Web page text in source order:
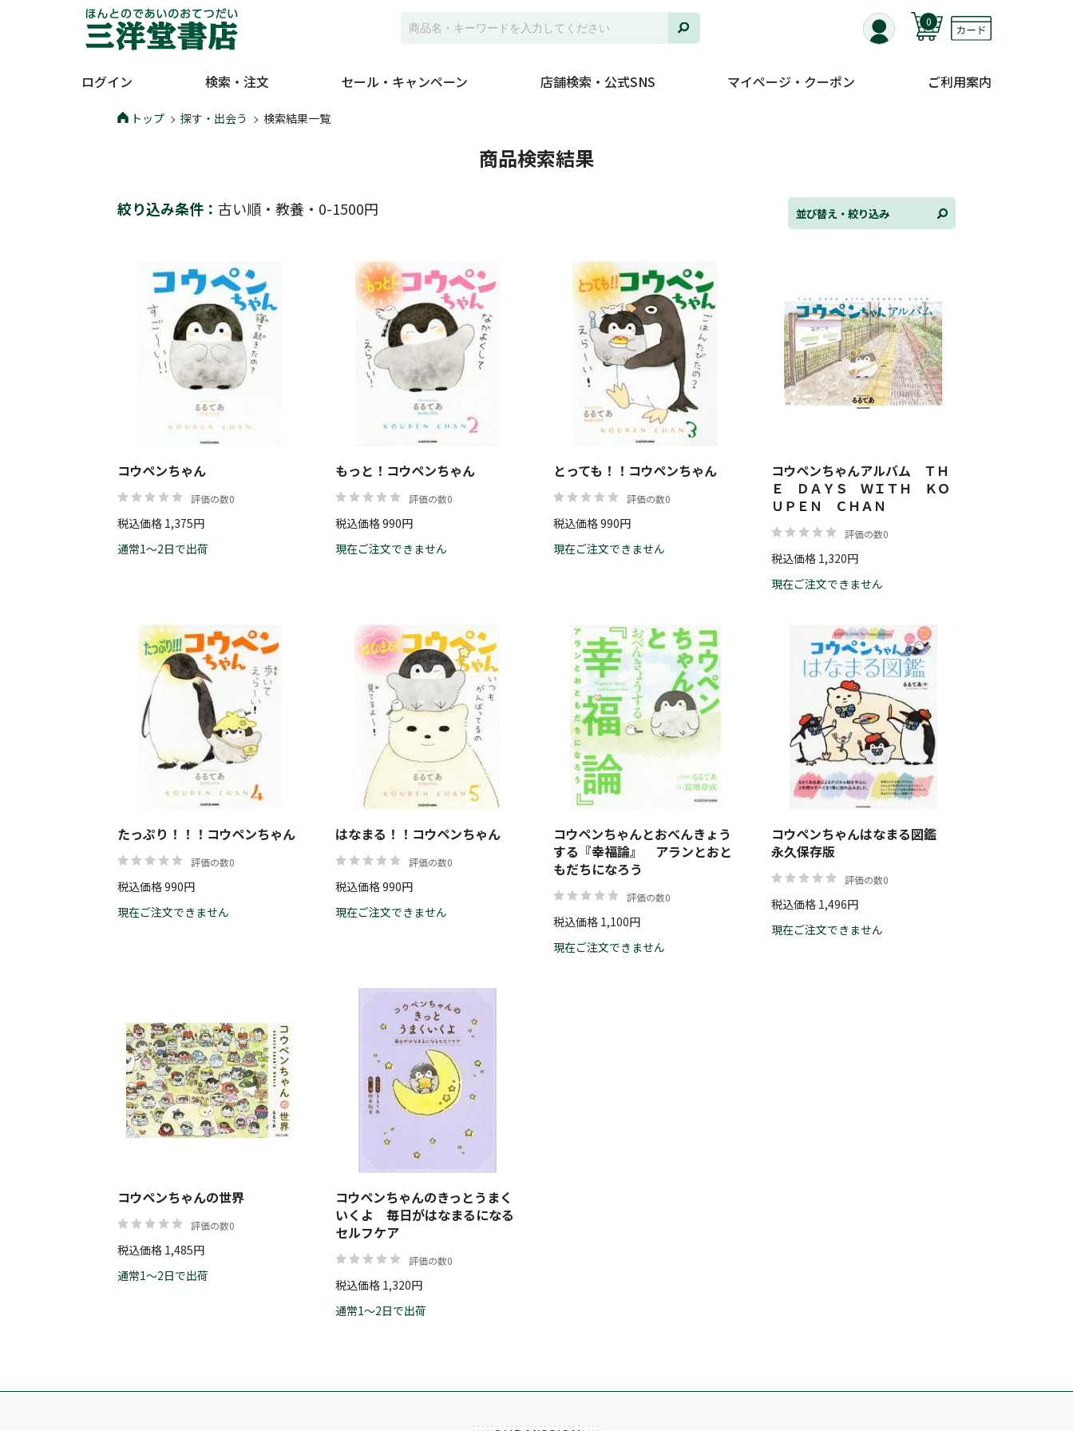
0
ログイン 検索・注文 セール・キャンペーン 店舗検索・公式SNS マイページ・クーポン ご利用案内
トップ 探す・出会う 検索結果一覧
商品検索結果
絞り込み条件： 古い順 ・ 教養 ・ 0-1500円 並び替え・絞り込み
並び替え
在庫状況
価格帯
絞り込む
リセット
コウペンちゃん
評価の数0
税込価格 1,375円
通常1～2日で出荷
もっと！コウペンちゃん
評価の数0
税込価格 990円
現在ご注文できません
とっても！！コウペンちゃん
評価の数0
税込価格 990円
現在ご注文できません
コウペンちゃんアルバム ＴＨ
Ｅ ＤＡＹＳ ＷＩＴＨ ＫＯ
ＵＰＥＮ ＣＨＡＮ
評価の数0
税込価格 1,320円
現在ご注文できません
たっぷり！！！コウペンちゃん
評価の数0
税込価格 990円
現在ご注文できません
はなまる！！コウペンちゃん
評価の数0
税込価格 990円
現在ご注文できません
コウペンちゃんとおべんきょう
する『幸福論』 アランとおと
もだちになろう
評価の数0
税込価格 1,100円
現在ご注文できません
コウペンちゃんはなまる図鑑
永久保存版
評価の数0
税込価格 1,496円
現在ご注文できません
コウペンちゃんの世界
評価の数0
税込価格 1,485円
通常1～2日で出荷
コウペンちゃんのきっとうまく
いくよ 毎日がはなまるになる
セルフケア
評価の数0
税込価格 1,320円
通常1～2日で出荷